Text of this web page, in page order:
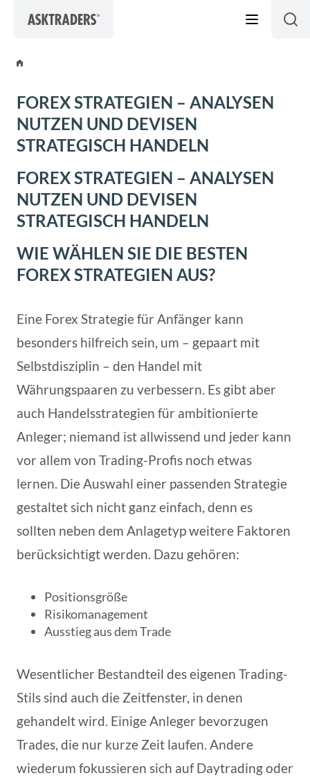
FOREX STRATEGIEN – ANALYSEN
NUTZEN UND DEVISEN
STRATEGISCH HANDELN
FOREX STRATEGIEN – ANALYSEN
NUTZEN UND DEVISEN
STRATEGISCH HANDELN
WIE WÄHLEN SIE DIE BESTEN
FOREX STRATEGIEN AUS?
Eine Forex Strategie für Anfänger kann
besonders hilfreich sein, um – gepaart mit
Selbstdisziplin – den Handel mit
Währungspaaren zu verbessern. Es gibt aber
auch Handelsstrategien für ambitionierte
Anleger; niemand ist allwissend und jeder kann
vor allem von Trading-Profis noch etwas
lernen. Die Auswahl einer passenden Strategie
gestaltet sich nicht ganz einfach, denn es
sollten neben dem Anlagetyp weitere Faktoren
berücksichtigt werden. Dazu gehören:
Positionsgröße
Risikomanagement
Ausstieg aus dem Trade
Wesentlicher Bestandteil des eigenen Trading-
Stils sind auch die Zeitfenster, in denen
gehandelt wird. Einige Anleger bevorzugen
Trades, die nur kurze Zeit laufen. Andere
wiederum fokussieren sich auf Daytrading oder